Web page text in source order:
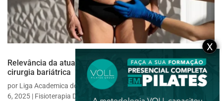
Relevância da atuação fisioterapêutica no pré e pós da
cirurgia bariátrica
por Liga Academica de Fisioterapia Respiratoria e Tabagismo|out
6, 2025 | Fisioterapia Dermato Funcional
X